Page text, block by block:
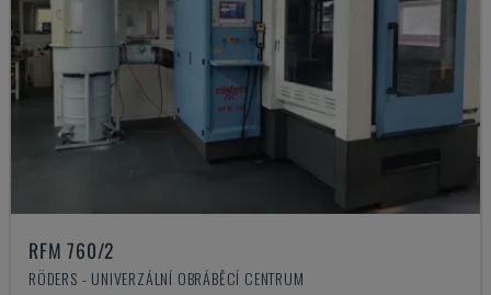
RFM 760/2
RÖDERS - UNIVERZÁLNÍ OBRÁBĚCÍ CENTRUM